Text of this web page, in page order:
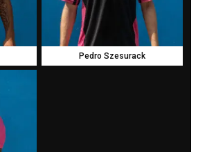
Pedro Szesurack